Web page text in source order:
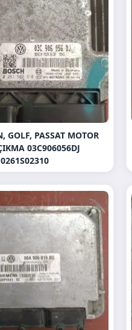
GOLF, PASSAT MOTOR
03C906056DJ
0261S02310